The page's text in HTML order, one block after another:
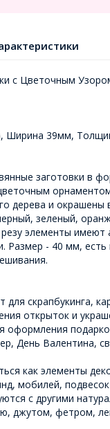
с Цветочным
Ширина 39мм,
заготовки в
дерева и окрашены
зеленый,
элементы имеют
Размер - 40 мм,
скрапбукинга,
открыток и
оформления
День Валентина,
как элементы
мобилей, подвесок
с другими
джутом, фетром,